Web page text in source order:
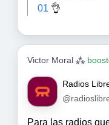
01👌
Victor Moral ⁂
Radios
Para las radios